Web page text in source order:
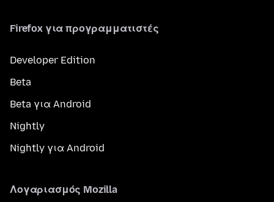
Firefox για προγραμματιστές
Developer Edition
Beta
Beta για Android
Nightly
Nightly για Android
Λογαριασμός Mozilla